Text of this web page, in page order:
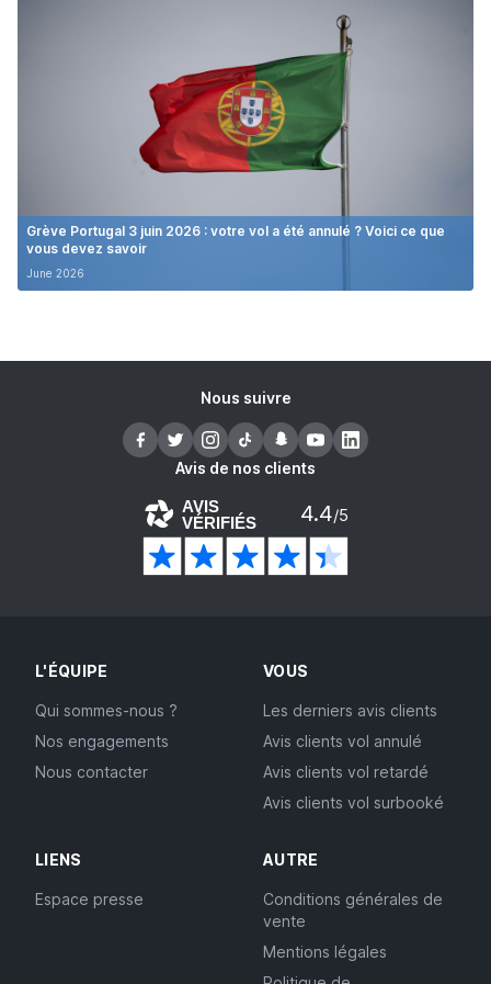
Grève Portugal 3 juin 2026 : votre vol a été annulé ? Voici ce que
vous devez savoir
June 2026
Nous suivre
Avis de nos clients
AVIS
VÉRIFIÉS 4.4/5
L'ÉQUIPE
Qui sommes-nous ?
Nos engagements
Nous contacter
VOUS
Les derniers avis clients
Avis clients vol annulé
Avis clients vol retardé
Avis clients vol surbooké
LIENS
Espace presse
AUTRE
Conditions générales de
vente
Mentions légales